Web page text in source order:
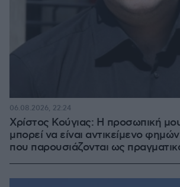
Χρίστος Κούγιας: Η προσωπική
μπορεί να είναι αντικείμενο
που παρουσιάζονται ως
06.08.2026, 22:24